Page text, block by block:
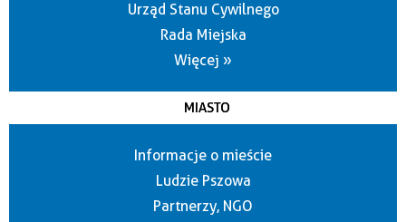
Urząd Stanu Cywilnego
Rada Miejska
Więcej »
MIASTO
Informacje o mieście
Ludzie Pszowa
Partnerzy, NGO